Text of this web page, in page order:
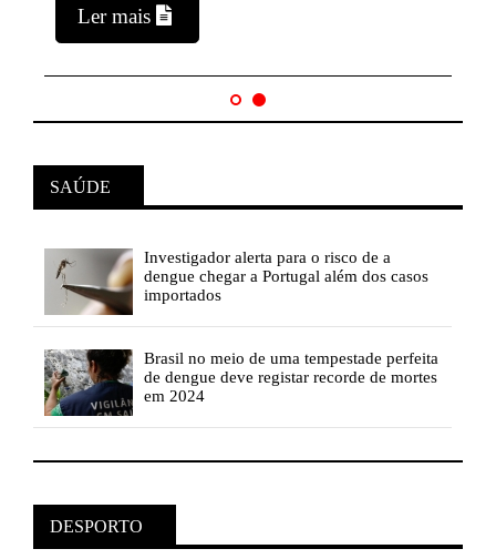
Ler mais
SAÚDE
Investigador alerta para o risco de a
dengue chegar a Portugal além dos casos
importados
Brasil no meio de uma tempestade perfeita
de dengue deve registar recorde de mortes
em 2024
DESPORTO